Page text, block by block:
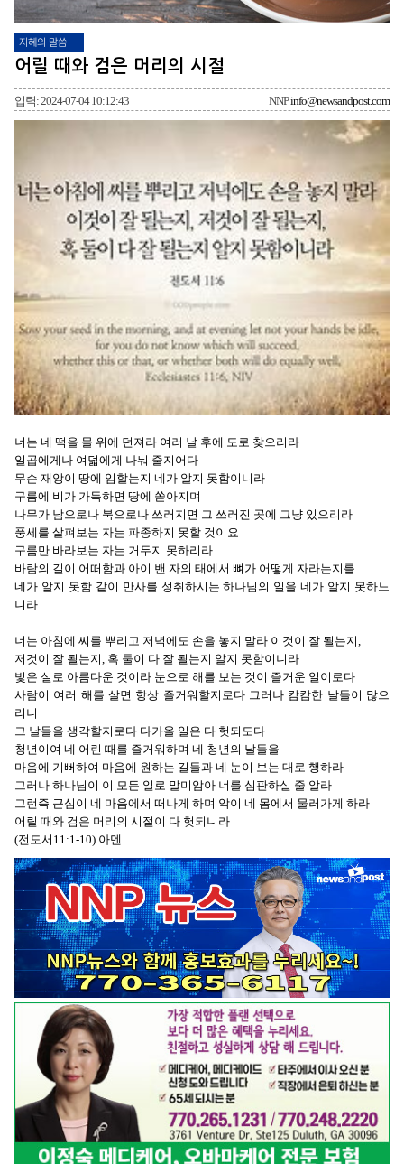
지혜의 말씀
어릴 때와 검은 머리의 시절
입력: 2024-07-04 10:12:43 NNPinfo@newsandpost.com
너는 네 떡을 물 위에 던져라 여러 날 후에 도로 찾으리라
일곱에게나 여덟에게 나눠 줄지어다
무슨 재앙이 땅에 임할는지 네가 알지 못함이니라
구름에 비가 가득하면 땅에 쏟아지며
나무가 남으로나 북으로나 쓰러지면 그 쓰러진 곳에 그냥 있으리라
풍세를 살펴보는 자는 파종하지 못할 것이요
구름만 바라보는 자는 거두지 못하리라
바람의 길이 어떠함과 아이 밴 자의 태에서 뼈가 어떻게 자라는지를
네가 알지 못함 같이 만사를 성취하시는 하나님의 일을 네가 알지 못하느
니라
너는 아침에 씨를 뿌리고 저녁에도 손을 놓지 말라 이것이 잘 될는지,
저것이 잘 될는지, 혹 둘이 다 잘 될는지 알지 못함이니라
빛은 실로 아름다운 것이라 눈으로 해를 보는 것이 즐거운 일이로다
사람이 여러 해를 살면 항상 즐거워할지로다 그러나 캄캄한 날들이 많으
리니
그 날들을 생각할지로다 다가올 일은 다 헛되도다
청년이여 네 어린 때를 즐거워하며 네 청년의 날들을
마음에 기뻐하여 마음에 원하는 길들과 네 눈이 보는 대로 행하라
그러나 하나님이 이 모든 일로 말미암아 너를 심판하실 줄 알라
그런즉 근심이 네 마음에서 떠나게 하며 악이 네 몸에서 물러가게 하라
어릴 때와 검은 머리의 시절이 다 헛되니라
(전도서11:1-10) 아멘.